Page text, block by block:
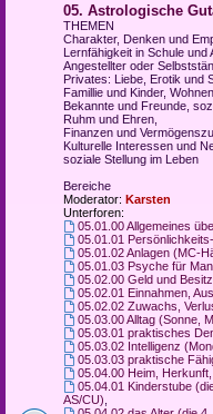
05. Astrologische
THEMEN
Charakter, Denken und
Lernfähigkeit in Schule und
Angestellter oder
Privates: Liebe, Erotik und
Famillie und Kinder,
Bekannte und Freunde,
Ruhm und Ehren,
Finanzen und
Kulturelle Interessen und
soziale Stellung im Leben
Bereiche
Moderator: Karsten
Unterforen:
05.01.00 Allgemeines
05.01.01
05.01.02 Anlagen (MC-
05.01.03 Psyche für
05.02.00 Geld und
05.02.01 Einnahmen,
05.02.02 Zuwachs,
05.03.00 Alltag (Sonne,
05.03.01 praktisches
05.03.02 Intelligenz
05.03.03 praktische
05.04.00 Heim,
05.04.01 Kinderstube
AS/CU)